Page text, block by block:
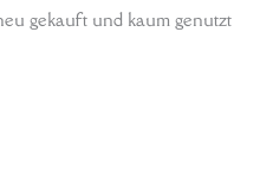
gekauft und kaum genutzt